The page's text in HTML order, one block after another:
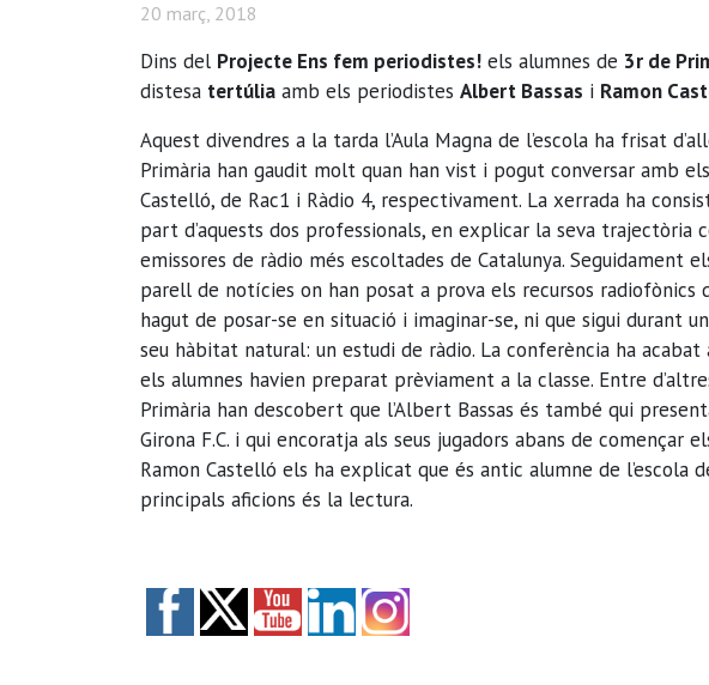
20 març, 2018
Dins del Projecte Ens fem periodistes! els alumnes de 3r de
distesa tertúlia amb els periodistes Albert Bassas i Ramon
Aquest divendres a la tarda l’Aula Magna de l’escola ha frisat
Primària han gaudit molt quan han vist i pogut conversar amb
Castelló, de Rac1 i Ràdio 4, respectivament. La xerrada ha
part d’aquests dos professionals, en explicar la seva trajectòria
emissores de ràdio més escoltades de Catalunya. Seguidament
parell de notícies on han posat a prova els recursos radiofònics
hagut de posar-se en situació i imaginar-se, ni que sigui durant
seu hàbitat natural: un estudi de ràdio. La conferència ha
els alumnes havien preparat prèviament a la classe. Entre
Primària han descobert que l’Albert Bassas és també qui
Girona F.C. i qui encoratja als seus jugadors abans de començar
Ramon Castelló els ha explicat que és antic alumne de l’escola
principals aficions és la lectura.